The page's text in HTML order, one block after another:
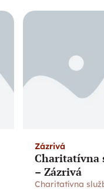
Zázrivá
Charitatívna
– Zázrivá
Charitatívna